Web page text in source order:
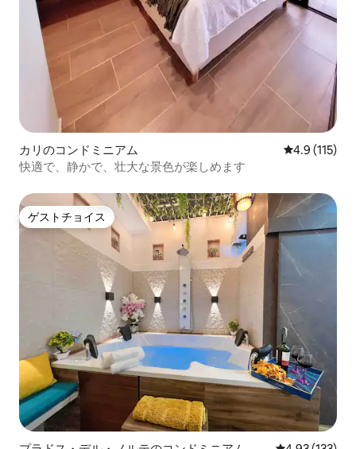
カリのコンドミニアム レビュー115
4.9 (115)
快適で、静かで、壮大な景色が楽しめます
ゲストチョイス
ゲストチョイス